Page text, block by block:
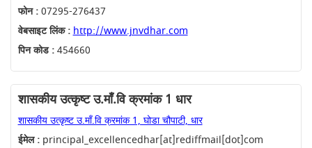
फोन :07295-276437
वेबसाइट लिंक : http://www.jnvdhar.com
पिन कोड :454660
शासकीय उत्कृष्ट उ.माँ.वि क्रमांक 1 धार
शासकीय उत्कृष्ट उ.माँ.वि क्रमांक 1, घोडा चौपाटी, धार
ईमेल :principal_excellencedhar[at]rediffmail[dot]com